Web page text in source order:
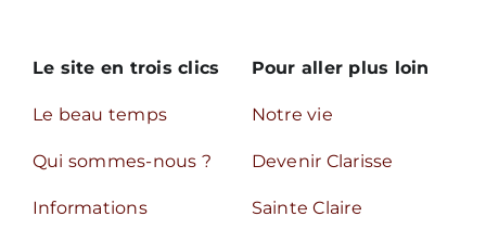
Le site en trois clics
Le beau temps
Qui sommes-nous ?
Informations
Pour aller plus loin
Notre vie
Devenir Clarisse
Sainte Claire